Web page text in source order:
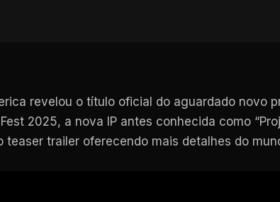
revelou o título oficial do aguardado novo
2025, a nova IP antes conhecida como
teaser trailer oferecendo mais detalhes do